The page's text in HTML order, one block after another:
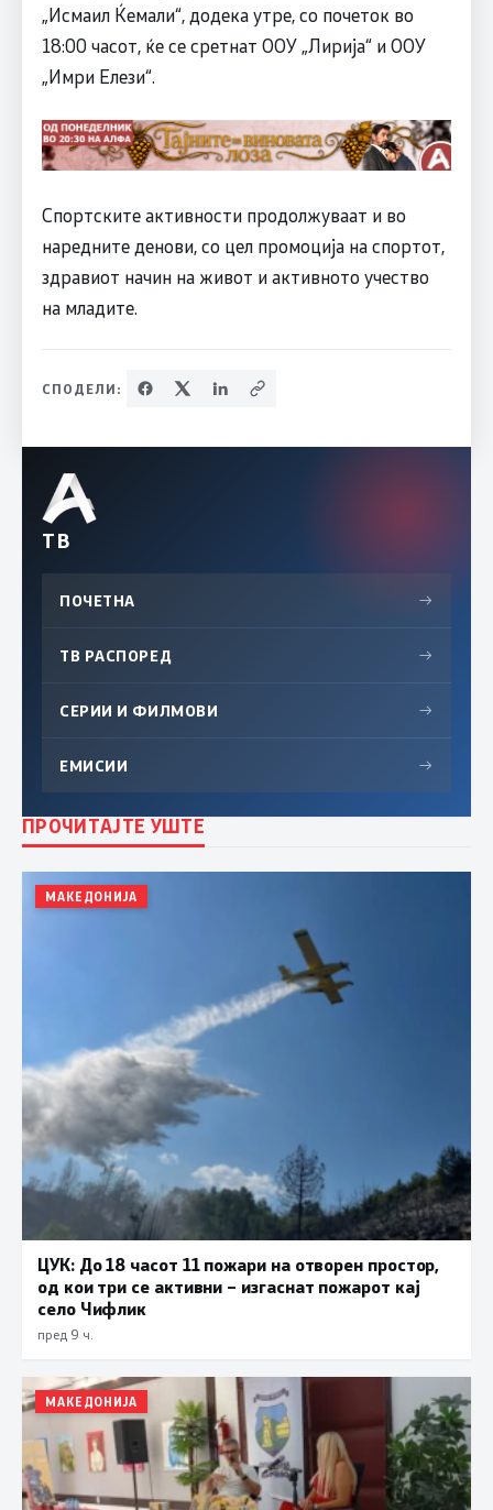
„Исмаил Ќемали“, додека утре, со почеток во
18:00 часот, ќе се сретнат ООУ „Лирија“ и ООУ
„Имри Елези“.
Спортските активности продолжуваат и во
наредните денови, со цел промоција на спортот,
здравиот начин на живот и активното учество
на младите.
СПОДЕЛИ:
ТВ
ПОЧЕТНА →
ТВ РАСПОРЕД →
СЕРИИ И ФИЛМОВИ →
ЕМИСИИ →
ПРОЧИТАЈТЕ УШТЕ
МАКЕДОНИЈА
ЦУК: До 18 часот 11 пожари на отворен простор,
од кои три се активни – изгаснат пожарот кај
село Чифлик
пред 9 ч.
МАКЕДОНИЈА